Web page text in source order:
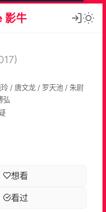
影牛
/ 唐文龙 / 罗天池 / 朱尉
弘
想看
看过